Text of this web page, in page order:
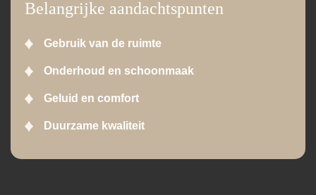
Belangrijke aandachtspunten
Gebruik van de ruimte
Onderhoud en schoonmaak
Geluid en comfort
Duurzame kwaliteit